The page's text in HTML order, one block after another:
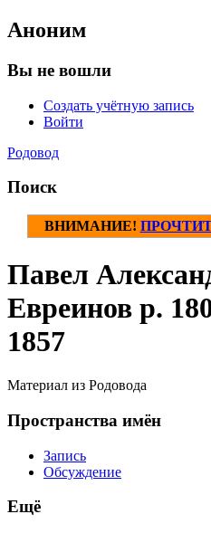
Аноним
Вы не вошли
Создать учётную запись
Войти
Родовод
Поиск
ВНИМАНИЕ!
Павел
Евреинов р.
1857
Материал из Родовода
Пространства имён
Запись
Обсуждение
Ещё